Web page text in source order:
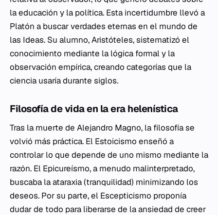
la educación y la política. Esta incertidumbre llevó a
Platón a buscar verdades eternas en el mundo de
las Ideas. Su alumno, Aristóteles, sistematizó el
conocimiento mediante la lógica formal y la
observación empírica, creando categorías que la
ciencia usaría durante siglos.
Filosofía de vida en la era helenística
Tras la muerte de Alejandro Magno, la filosofía se
volvió más práctica. El Estoicismo enseñó a
controlar lo que depende de uno mismo mediante la
razón. El Epicureísmo, a menudo malinterpretado,
buscaba laataraxia(tranquilidad) minimizando los
deseos. Por su parte, el Escepticismo proponía
dudar de todo para liberarse de la ansiedad de creer